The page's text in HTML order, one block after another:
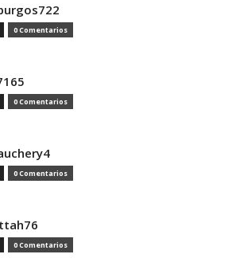
0 Comentarios
0 Comentarios
0 Comentarios
0 Comentarios